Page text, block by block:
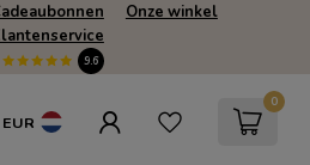
Onze winkel
9.6
EUR
0